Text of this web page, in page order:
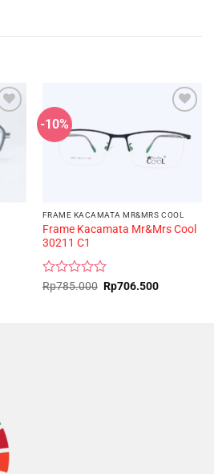
-10%
FRAME KACAMATA MR&MRS COOL
Frame Kacamata Mr&Mrs Cool
30211 C1
Rated
Rp785.000 Original
price
Rp706.500Current